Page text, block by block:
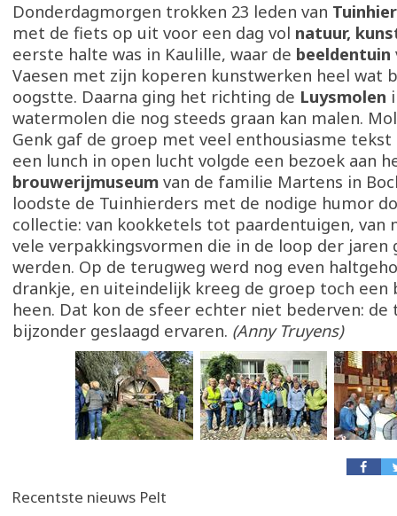
Donderdagmorgen trokken 23 leden van
met de fiets op uit voor een dag vol natuur,
eerste halte was in Kaulille, waar de beeldentuin
Vaesen met zijn koperen kunstwerken heel wat
oogstte. Daarna ging het richting de Luysmolen
watermolen die nog steeds graan kan malen.
Genk gaf de groep met veel enthousiasme tekst
een lunch in open lucht volgde een bezoek aan
brouwerijmuseum van de familie Martens in
loodste de Tuinhierders met de nodige humor
collectie: van kookketels tot paardentuigen, van
vele verpakkingsvormen die in de loop der jaren
werden. Op de terugweg werd nog even
drankje, en uiteindelijk kreeg de groep toch een
heen. Dat kon de sfeer echter niet bederven: de
bijzonder geslaagd ervaren. (Anny Truyens)
Recentste nieuws Pelt